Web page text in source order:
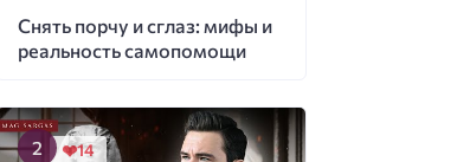
Снять порчу и сглаз: мифы и
реальность самопомощи
14